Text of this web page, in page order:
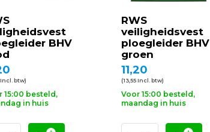
BHV
Incl. btw)
15:00 besteld,
in huis
RWS
veiligheidsvest
ploegleider BHV
groen
11,20
(13,55 Incl. btw)
Voor 15:00 besteld,
maandag in huis